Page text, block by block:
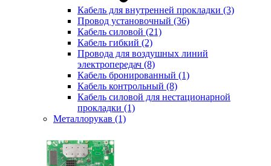
Кабель для внутренней прокладки (3)
Провод установочный (36)
Кабель силовой (21)
Кабель гибкий (2)
Провода для воздушных линий
электропередач (8)
Кабель бронированный (1)
Кабель контрольный (8)
Кабель силовой для нестационарной
прокладки (1)
Металлорукав (1)